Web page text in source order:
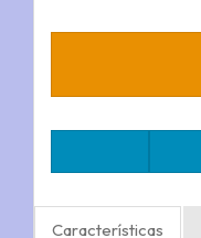
Características